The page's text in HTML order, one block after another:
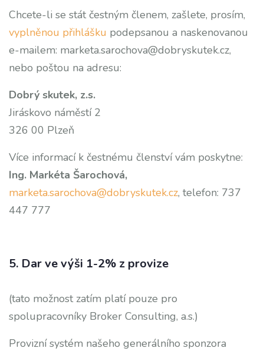
Chcete-li se stát čestným členem, zašlete, prosím,
vyplněnou přihlášku podepsanou a naskenovanou
e-mailem: marketa.sarochova@dobryskutek.cz,
nebo poštou na adresu:
Dobrý skutek, z.s.
Jiráskovo náměstí 2
326 00 Plzeň
Více informací k čestnému členství vám poskytne:
Ing. Markéta Šarochová,
marketa.sarochova@dobryskutek.cz, telefon: 737
447 777
5. Dar ve výši 1-2% z provize
(tato možnost zatím platí pouze pro
spolupracovníky Broker Consulting, a.s.)
Provizní systém našeho generálního sponzora